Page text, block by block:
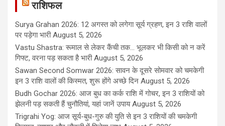
राशिफल
Surya Grahan 2026: 12 अगस्त को लगेगा सूर्य ग्रहण, इन 3 राशि वालों
पर पड़ेगा भारी August 5, 2026
Vastu Shastra: रूमाल से लेकर कैंची तक... भूलकर भी किसी को न करें
गिफ्ट, वरना पड़ सकता है भारी August 5, 2026
Sawan Second Somwar 2026: सावन के दूसरे सोमवार को चमकेगी
इन 3 राशि वालों की किस्मत, शुरू होंगे अच्छे दिन August 5, 2026
Budh Gochar 2026: आज बुध का कर्क राशि में गोचर, इन 3 राशियों को
झेलनी पड़ सकती हैं चुनौतियां, यहां जानें उपाय August 5, 2026
Trigrahi Yog: आज सूर्य-बुध-गुरु की युति से इन 3 राशियों की चमकेगी